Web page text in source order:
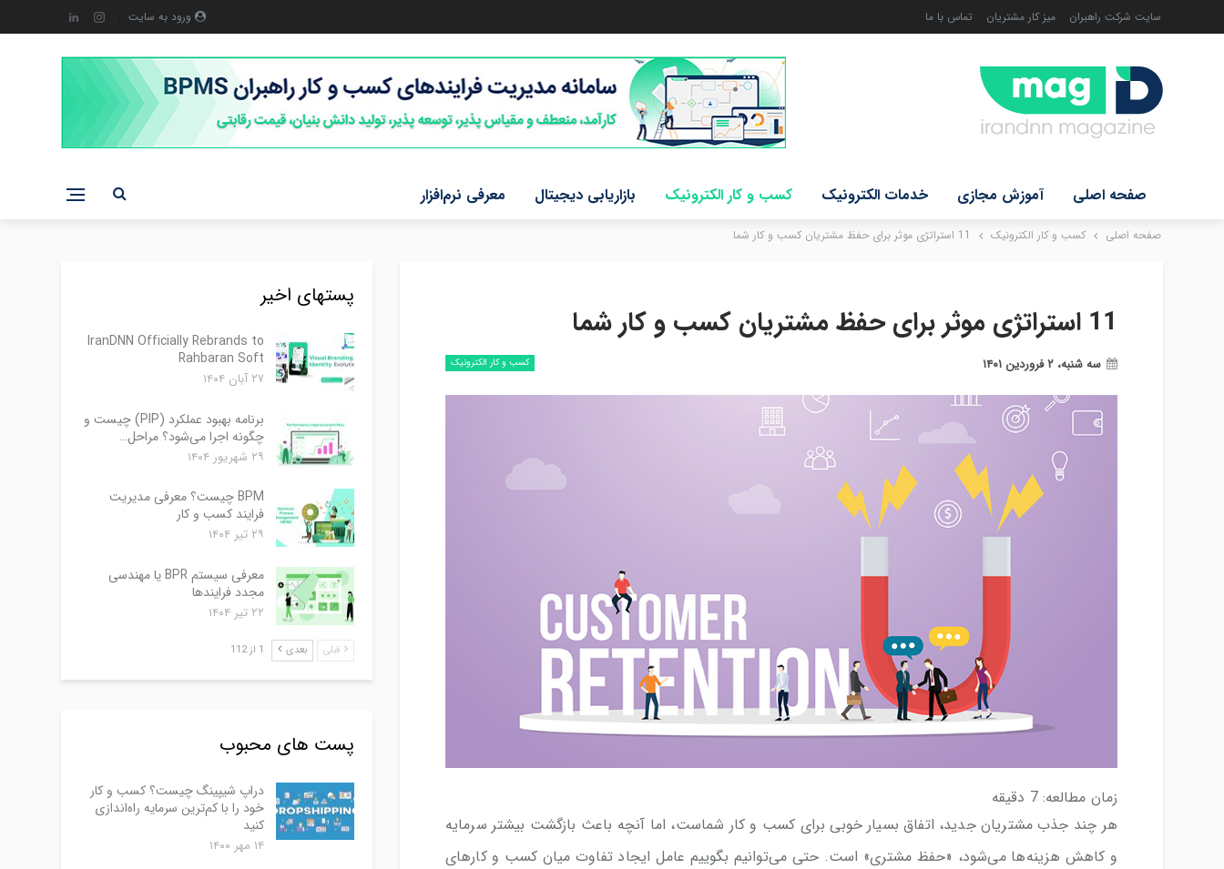
ورود به سایت سایت شرکت راهبران میز کار مشتریان تماس با ما
صفحه اصلی آموزش مجازی خدمات الکترونیک کسب و کار الکترونیک بازاریابی دیجیتال معرفی نرم‌افزار
صفحه اصلی کسب و کار الکترونیک 11 استراتژی موثر برای حفظ مشتریان کسب و کار شما
11 استراتژی موثر برای حفظ مشتریان کسب و کار شما
کسب و کار الکترونیک سه شنبه، ۲ فروردین ۱۴۰۱
زمان مطالعه: 7 دقیقه
هر چند جذب مشتریان جدید، اتفاق بسیار خوبی برای کسب و کار شماست، اما آنچه باعث بازگشت بیشتر سرمایه
و کاهش هزینه‌ها می‌شود، «حفظ مشتری» است. حتی می‌توانیم بگوییم عامل ایجاد تفاوت میان کسب و کارهای
پستهای اخیر
IranDNN Officially Rebrands to
Rahbaran Soft
۲۷ آبان ۱۴۰۴
برنامه بهبود عملکرد (PIP) چیست و
چگونه اجرا می‌شود؟ مراحل…
۲۹ شهریور ۱۴۰۴
BPM چیست؟ معرفی مدیریت
فرایند کسب و کار
۲۹ تیر ۱۴۰۴
معرفی سیستم BPR یا مهندسی
مجدد فرایندها
۲۲ تیر ۱۴۰۴
قبلی بعدی 1 از 112
پست های محبوب
دراپ شیپینگ چیست؟ کسب و کار
خود را با کم‌ترین سرمایه راه‌اندازی
کنید
۱۴ مهر ۱۴۰۰